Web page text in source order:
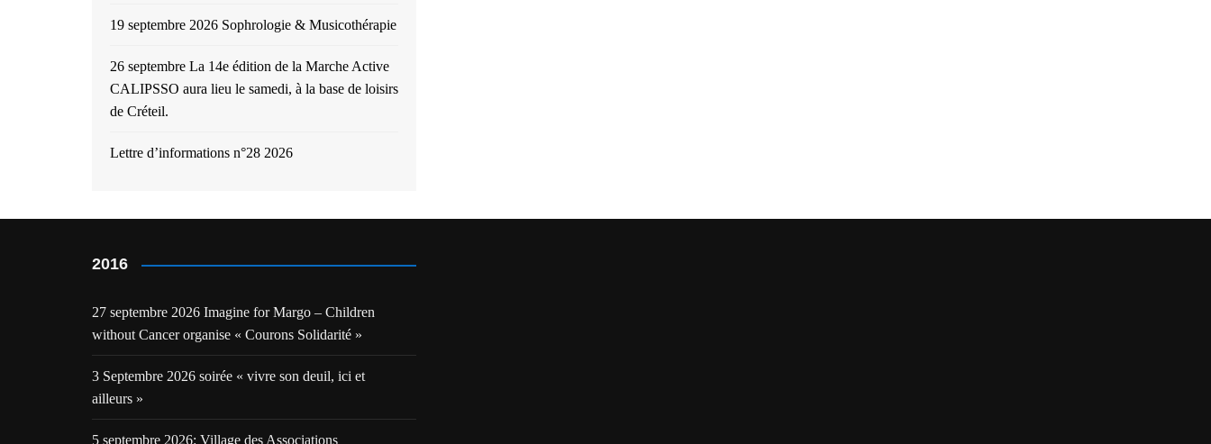
19 septembre 2026 Sophrologie & Musicothérapie
26 septembre La 14e édition de la Marche Active
CALIPSSO aura lieu le samedi, à la base de loisirs
de Créteil.
Lettre d’informations n°28 2026
2016
27 septembre 2026 Imagine for Margo – Children
without Cancer organise « Courons Solidarité »
3 Septembre 2026 soirée « vivre son deuil, ici et
ailleurs »
5 septembre 2026: Village des Associations